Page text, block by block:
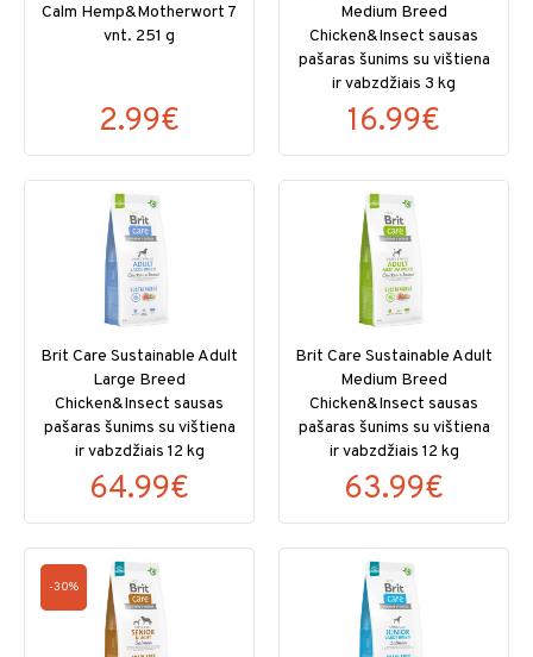
Calm Hemp&Motherwort 7
vnt. 251 g
2.99€
Medium Breed
Chicken&Insect sausas
pašaras šunims su vištiena
ir vabzdžiais 3 kg
16.99€
Brit Care Sustainable Adult
Large Breed
Chicken&Insect sausas
pašaras šunims su vištiena
ir vabzdžiais 12 kg
64.99€
Brit Care Sustainable Adult
Medium Breed
Chicken&Insect sausas
pašaras šunims su vištiena
ir vabzdžiais 12 kg
63.99€
-30%